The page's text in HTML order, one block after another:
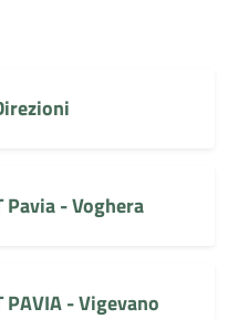
- Voghera
- Vigevano